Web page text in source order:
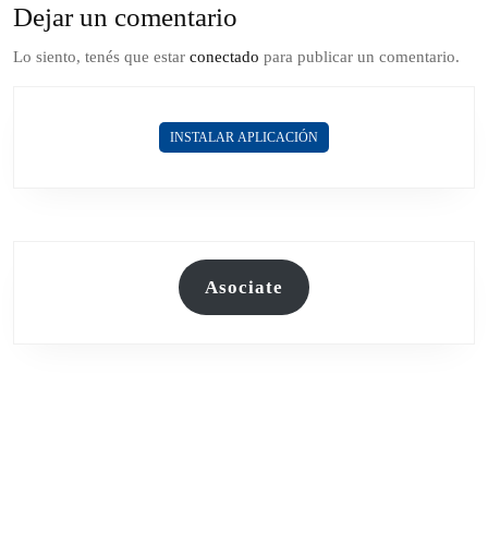
Dejar un comentario
Lo siento, tenés que estar conectado para publicar un comentario.
INSTALAR APLICACIÓN
Asociate